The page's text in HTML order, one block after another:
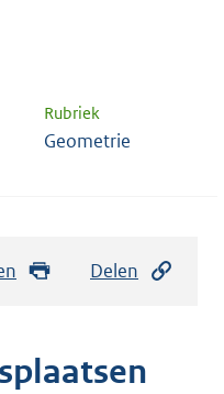
Rubriek
Geometrie
Delen